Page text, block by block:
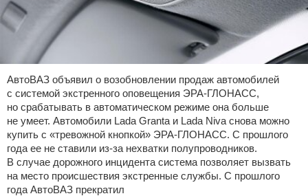
АвтоВАЗ объявил о возобновлении продаж автомобилей
с системой экстренного оповещения ЭРА-ГЛОНАСС,
но срабатывать в автоматическом режиме она больше
не умеет. Автомобили Lada Granta и Lada Niva снова можно
купить с «тревожной кнопкой» ЭРА-ГЛОНАСС. С прошлого
года ее не ставили из-за нехватки полупроводников.
В случае дорожного инцидента система позволяет вызвать
на место происшествия экстренные службы. С прошлого
года АвтоВАЗ прекратил